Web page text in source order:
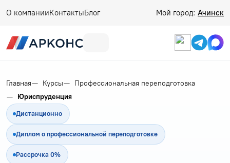
О компанииКонтактыБлог Мой город: Ачинск
Главная Курсы
Профессиональная переподготовка
Юриспруденция
Дистанционно
Диплом о профессиональной переподготовке
Рассрочка 0%